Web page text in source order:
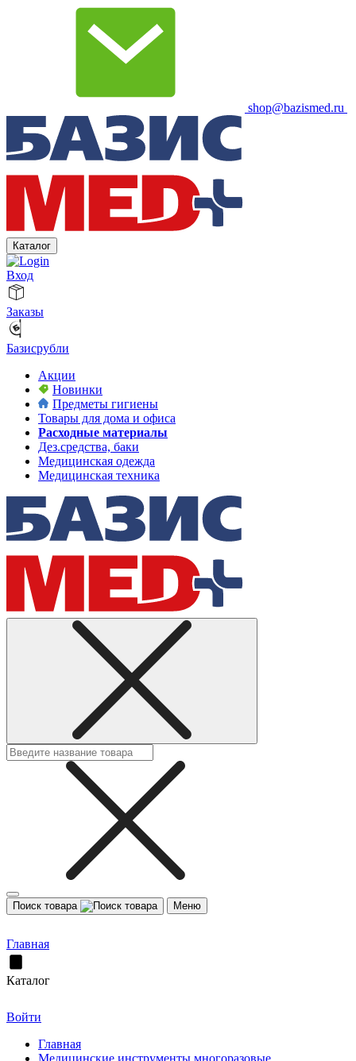
shop@bazismed.ru
Каталог
Вход
Заказы
Базисрубли
Акции
Новинки
Предметы гигиены
Товары для дома и офиса
Расходные материалы
Дез.средства, баки
Медицинская одежда
Медицинская техника
Поиск товара Меню
Главная
Каталог
Войти
Главная
Медицинские инструменты многоразовые